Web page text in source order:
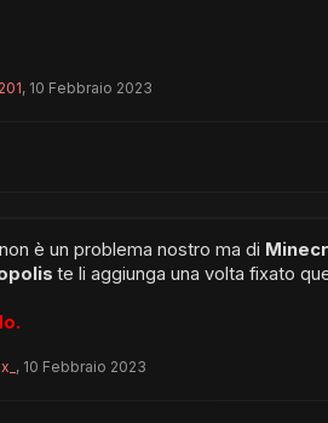
, 10 Febbraio 2023
è un problema nostro ma di
te li aggiunga una volta fixato
, 10 Febbraio 2023